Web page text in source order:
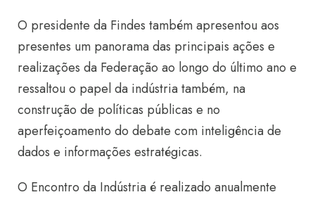
O presidente da Findes também apresentou aos
presentes um panorama das principais ações e
realizações da Federação ao longo do último ano e
ressaltou o papel da indústria também, na
construção de políticas públicas e no
aperfeiçoamento do debate com inteligência de
dados e informações estratégicas.
O Encontro da Indústria é realizado anualmente